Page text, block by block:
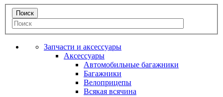
Запчасти и аксессуары
Аксессуары
Автомобильные багажники
Багажники
Велоприцепы
Всякая всячина